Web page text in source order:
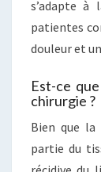
s’adapte à
patientes
douleur et
Est-ce
chirurgie ?
Bien que la
partie du